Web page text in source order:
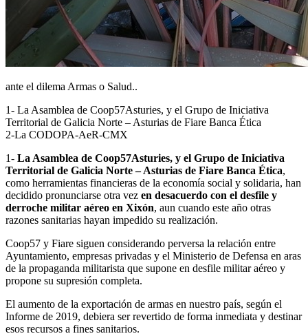
ante el dilema Armas o Salud..
1- La Asamblea de Coop57Asturies, y el Grupo de Iniciativa
Territorial de Galicia Norte – Asturias de Fiare Banca Ética
2-La CODOPA-AeR-CMX
1- La Asamblea de Coop57Asturies, y el Grupo de Iniciativa
Territorial de Galicia Norte – Asturias de Fiare Banca Ética,
como herramientas financieras de la economía social y solidaria, han
decidido pronunciarse otra vez en desacuerdo con el desfile y
derroche militar aéreo en Xixón, aun cuando este año otras
razones sanitarias hayan impedido su realización.
Coop57 y Fiare siguen considerando perversa la relación entre
Ayuntamiento, empresas privadas y el Ministerio de Defensa en aras
de la propaganda militarista que supone en desfile militar aéreo y
propone su supresión completa.
El aumento de la exportación de armas en nuestro país, según el
Informe de 2019, debiera ser revertido de forma inmediata y destinar
esos recursos a fines sanitarios.